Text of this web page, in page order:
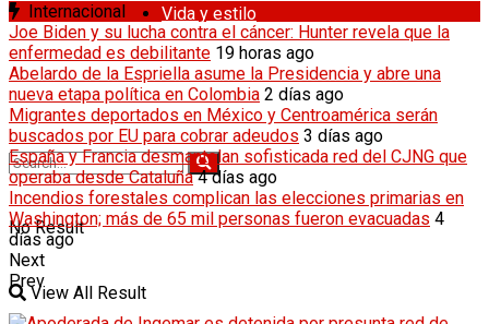
Vida y estilo
No Result
View All Result
Internacional
Joe Biden y su lucha contra el cáncer: Hunter revela que la
enfermedad es debilitante 19 horas ago
Abelardo de la Espriella asume la Presidencia y abre una
nueva etapa política en Colombia 2 días ago
Migrantes deportados en México y Centroamérica serán
buscados por EU para cobrar adeudos 3 días ago
España y Francia desmantelan sofisticada red del CJNG que
operaba desde Cataluña 4 días ago
Incendios forestales complican las elecciones primarias en
Washington; más de 65 mil personas fueron evacuadas 4
días ago
Next
Prev